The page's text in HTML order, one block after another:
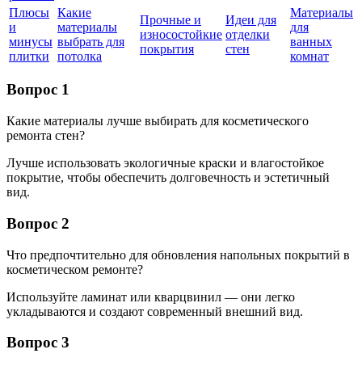
Плюсы
и
минусы
плитки
Какие
материалы
выбрать для
потолка
Прочные и
износостойкие
покрытия
Идеи для
отделки
стен
Материалы
для
ванных
комнат
Вопрос 1
Какие материалы лучше выбирать для косметического
ремонта стен?
Лучше использовать экологичные краски и влагостойкое
покрытие, чтобы обеспечить долговечность и эстетичный
вид.
Вопрос 2
Что предпочтительно для обновления напольных покрытий в
косметическом ремонте?
Используйте ламинат или кварцвинил — они легко
укладываются и создают современный внешний вид.
Вопрос 3